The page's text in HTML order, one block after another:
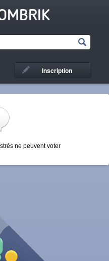
Inscription
ne peuvent voter